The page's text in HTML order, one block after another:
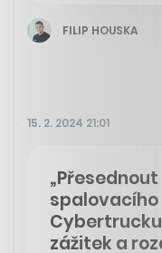
FILIP HOUSKA
15. 2. 2024 21:01
spalovacího
zážitek a